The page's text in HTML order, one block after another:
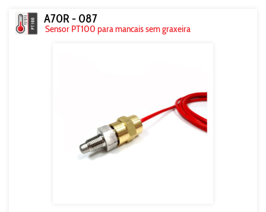
A70R - 087
Sensor PT100 para mancais sem graxeira